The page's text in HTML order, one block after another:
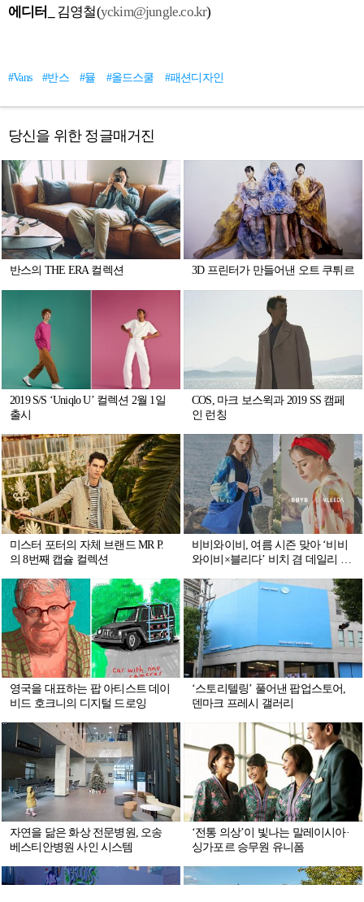
에디터_ 김영철(yckim@jungle.co.kr)
#Vans #반스 #뮬 #올드스쿨 #패션디자인
당신을 위한 정글매거진
반스의 THE ERA 컬렉션 3D 프린터가 만들어낸 오트 쿠튀르
2019 S/S ‘Uniqlo U’ 컬렉션 2월 1일
출시
COS, 마크 보스윅과 2019 SS 캠페
인 런칭
미스터 포터의 자체 브랜드 MR P.
의 8번째 캡슐 컬렉션
비비와이비, 여름 시즌 맞아 ‘비비
와이비×블리다’ 비치 겸 데일리 로
영국을 대표하는 팝 아티스트 데이
비드 호크니의 디지털 드로잉
‘스토리텔링’ 풀어낸 팝업스토어,
덴마크 프레시 갤러리
자연을 닮은 화상 전문병원, 오송
베스티안병원 사인 시스템
‘전통 의상’이 빛나는 말레이시아·
싱가포르 승무원 유니폼